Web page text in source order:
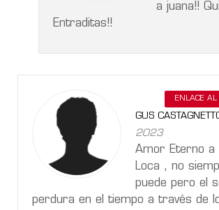
a juana!!
Entraditas!!
ENLACE AL
GUS
2023
Amor Eterno a
Loca , no
puede pero el
perdura en el tiempo a través de